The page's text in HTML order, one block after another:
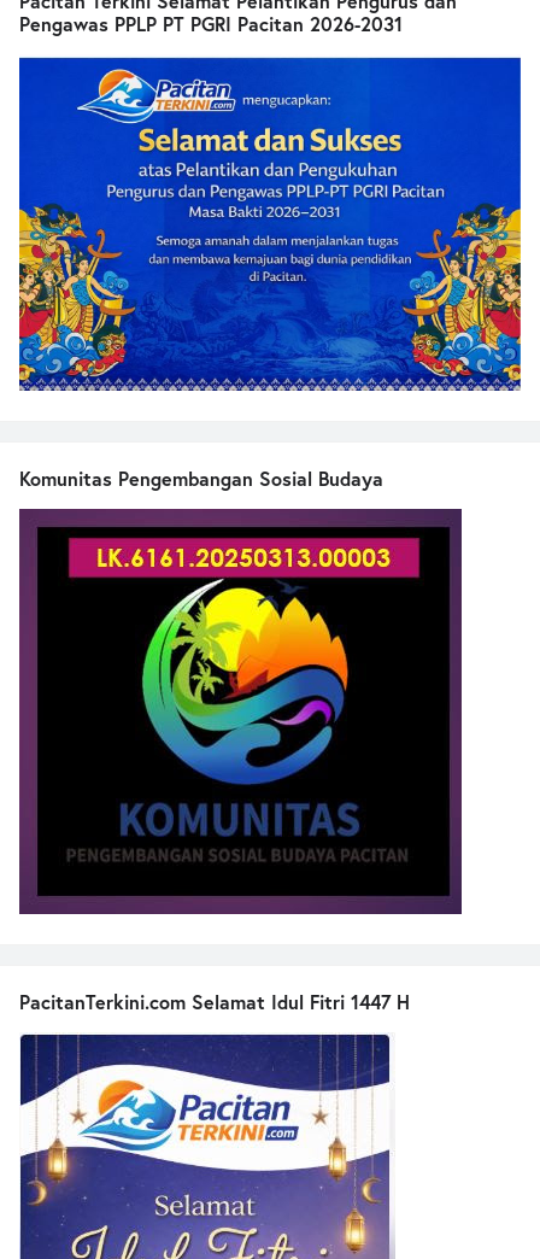
Pengawas PPLP PT PGRI Pacitan 2026-2031
Komunitas Pengembangan Sosial Budaya
PacitanTerkini.com Selamat Idul Fitri 1447 H